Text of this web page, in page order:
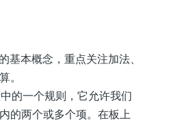
基本概念，重点关注加法、
。
的一个规则，它允许我们
的两个或多个项。在板上